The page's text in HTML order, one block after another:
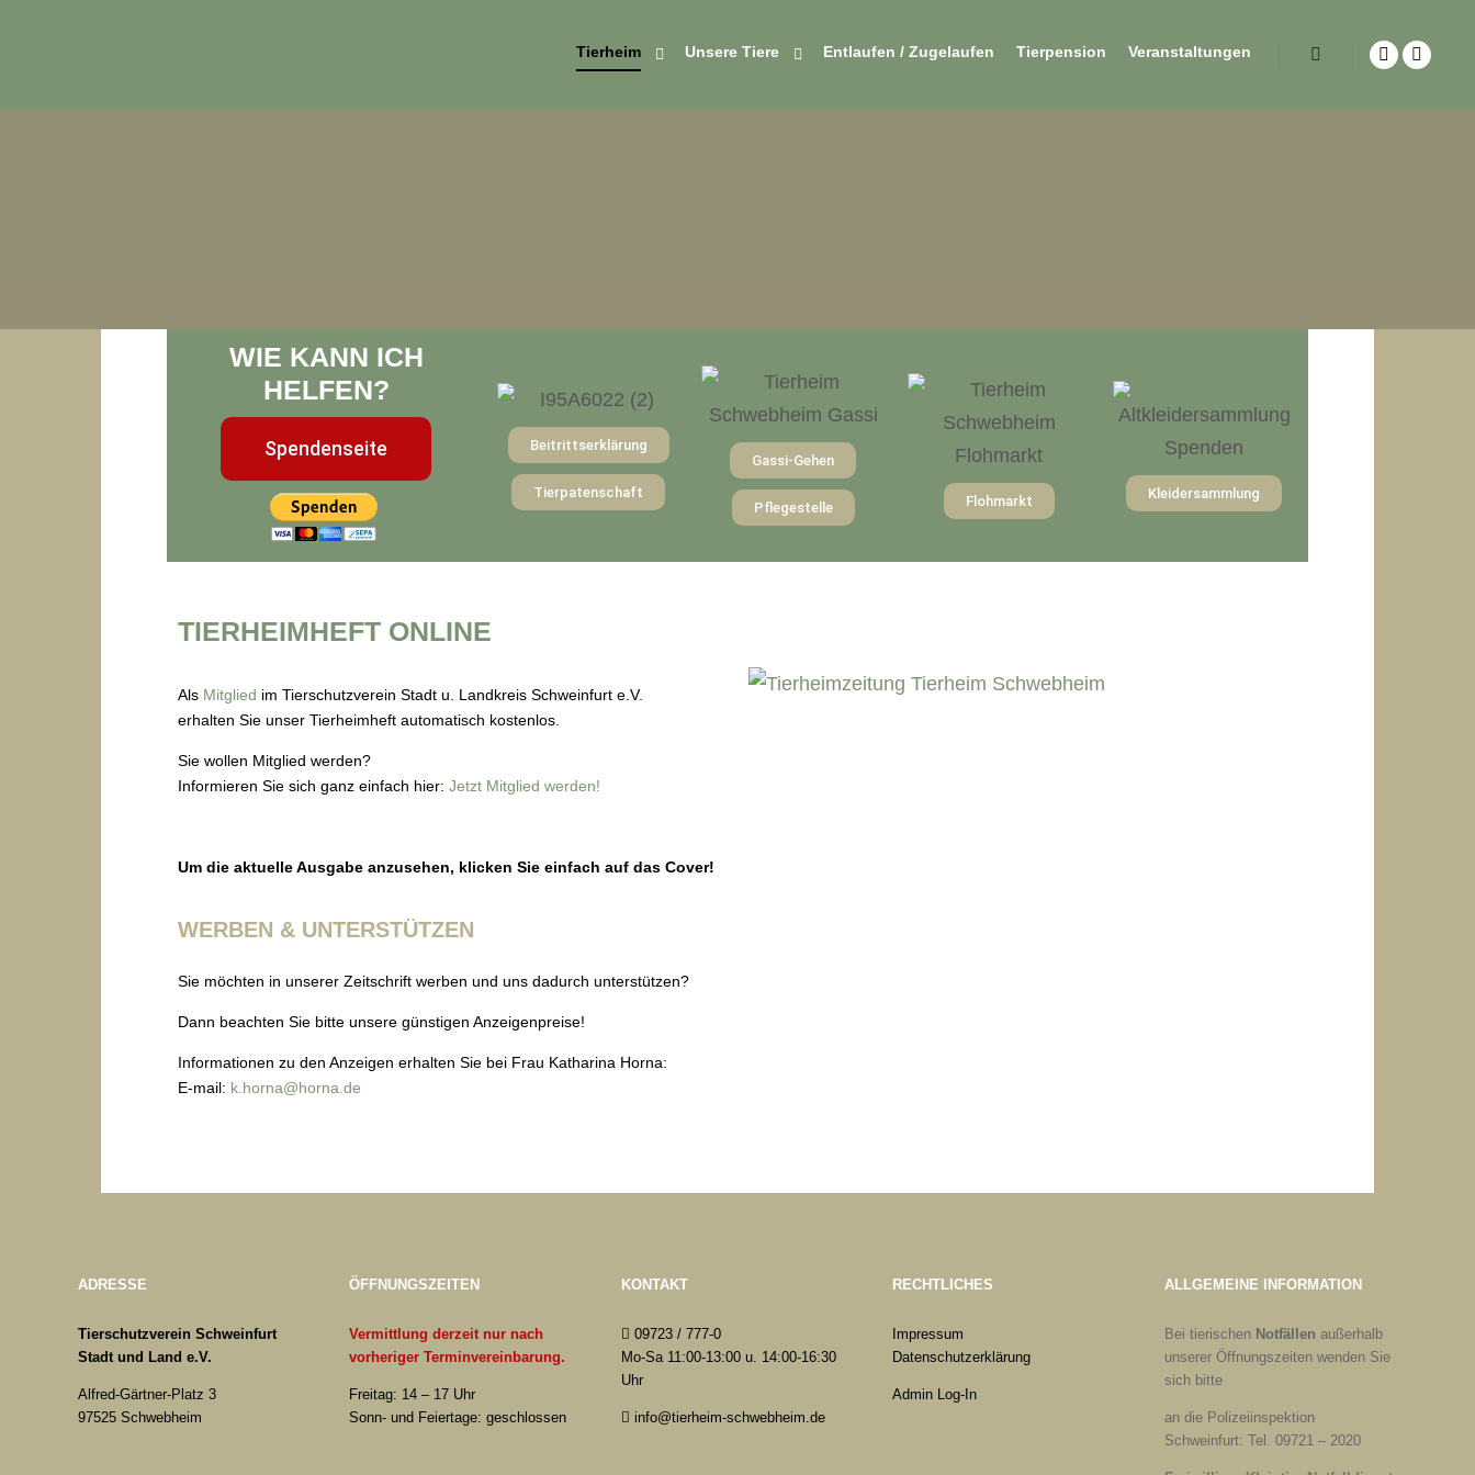
Tierheim Unsere Tiere Entlaufen / Zugelaufen Tierpension Veranstaltungen
WIE KANN ICH
HELFEN?
Spendenseite Beitrittserklärung
Tierpatenschaft
Gassi-Gehen
Pflegestelle Flohmarkt Kleidersammlung
TIERHEIMHEFT ONLINE
Als Mitglied im Tierschutzverein Stadt u. Landkreis Schweinfurt e.V.
erhalten Sie unser Tierheimheft automatisch kostenlos.
Sie wollen Mitglied werden?
Informieren Sie sich ganz einfach hier: Jetzt Mitglied werden!
Um die aktuelle Ausgabe anzusehen, klicken Sie einfach auf das Cover!
WERBEN & UNTERSTÜTZEN
Sie möchten in unserer Zeitschrift werben und uns dadurch unterstützen?
Dann beachten Sie bitte unsere günstigen Anzeigenpreise!
Informationen zu den Anzeigen erhalten Sie bei Frau Katharina Horna:
E-mail: k.horna@horna.de
ADRESSE
Tierschutzverein Schweinfurt
Stadt und Land e.V.
Alfred-Gärtner-Platz 3
97525 Schwebheim
ÖFFNUNGSZEITEN
Vermittlung derzeit nur nach
vorheriger Terminvereinbarung.
Freitag: 14 – 17 Uhr
Sonn- und Feiertage: geschlossen
KONTAKT
09723 / 777-0
Mo-Sa 11:00-13:00 u. 14:00-16:30
Uhr
info@tierheim-schwebheim.de
RECHTLICHES
Impressum
Datenschutzerklärung
Admin Log-In
ALLGEMEINE INFORMATION
Bei tierischen Notfällen außerhalb
unserer Öffnungszeiten wenden Sie
sich bitte
an die Polizeiinspektion
Schweinfurt: Tel. 09721 – 2020